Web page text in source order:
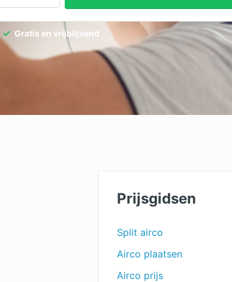
Gratis en vrijblijvend
Prijsgidsen
Split airco
Airco plaatsen
Airco prijs